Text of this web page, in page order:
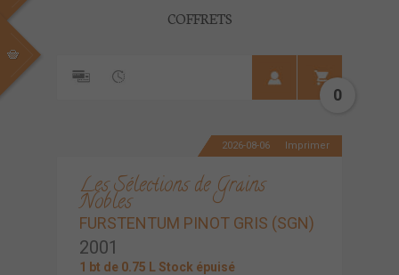
CONTACT
COFFRETS
0
2026-08-06 Imprimer
Les Sélections de Grains
Nobles
FURSTENTUM PINOT GRIS (SGN)
2001
1 bt de 0.75 L Stock épuisé